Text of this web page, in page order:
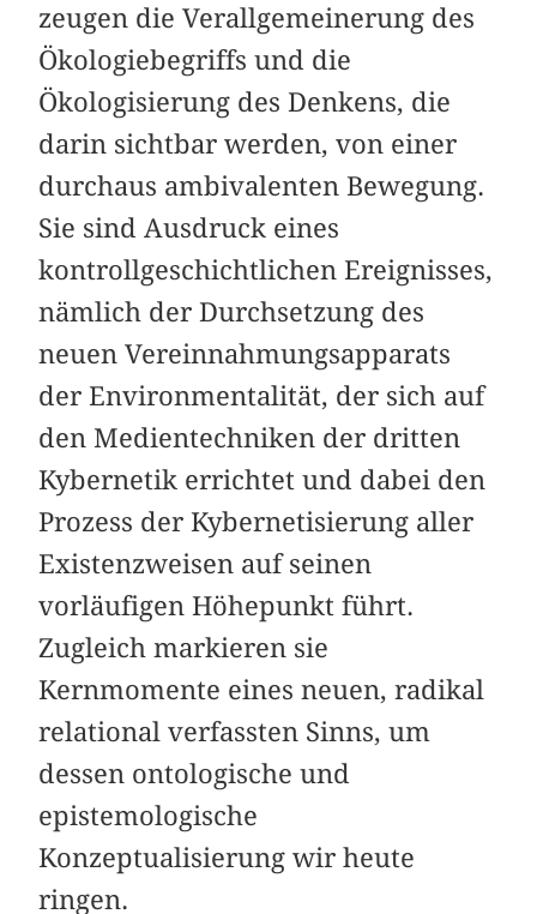
zeugen die Verallgemeinerung des
Ökologiebegriffs und die
Ökologisierung des Denkens, die
darin sichtbar werden, von einer
durchaus ambivalenten Bewegung.
Sie sind Ausdruck eines
kontrollgeschichtlichen Ereignisses,
nämlich der Durchsetzung des
neuen Vereinnahmungsapparats
der Environmentalität, der sich auf
den Medientechniken der dritten
Kybernetik errichtet und dabei den
Prozess der Kybernetisierung aller
Existenzweisen auf seinen
vorläufigen Höhepunkt führt.
Zugleich markieren sie
Kernmomente eines neuen, radikal
relational verfassten Sinns, um
dessen ontologische und
epistemologische
Konzeptualisierung wir heute
ringen.